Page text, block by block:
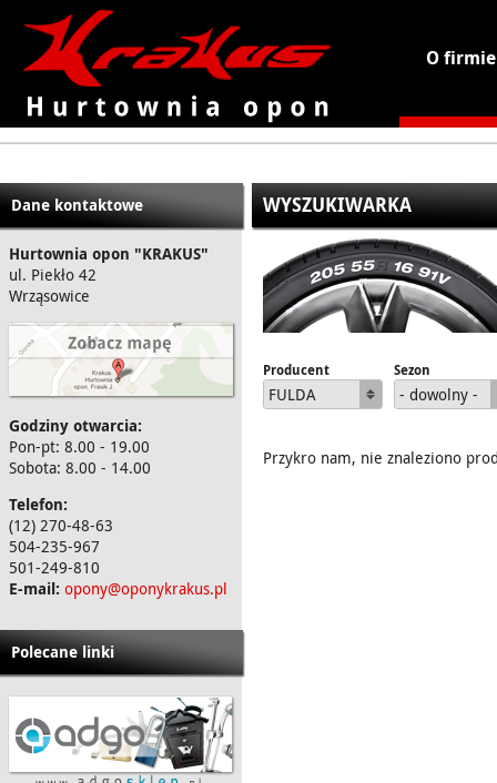
KRAKUS - hurtownia opon
O firmie
Dane kontaktowe
Hurtownia opon "KRAKUS"
ul. Piekło 42
Wrząsowice
Godziny otwarcia:
Pon-pt: 8.00 - 19.00
Sobota: 8.00 - 14.00
Telefon:
(12) 270-48-63
504-235-967
501-249-810
E-mail: opony@oponykrakus.pl
Polecane linki
WYSZUKIWARKA
Producent
FULDA
Sezon
- dowolny -
Przykro nam, nie znaleziono